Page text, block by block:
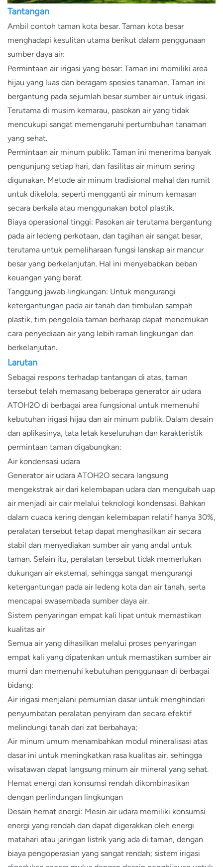
Tantangan
Ambil contoh taman kota besar. Taman kota besar
menghadapi kesulitan utama berikut dalam penggunaan
sumber daya air:
Permintaan air irigasi yang besar: Taman ini memiliki area
hijau yang luas dan beragam spesies tanaman. Taman ini
bergantung pada sejumlah besar sumber air untuk irigasi.
Terutama di musim kemarau, pasokan air yang tidak
mencukupi sangat memengaruhi pertumbuhan tanaman
yang sehat.
Permintaan air minum publik: Taman ini menerima banyak
pengunjung setiap hari, dan fasilitas air minum sering
digunakan. Metode air minum tradisional mahal dan rumit
untuk dikelola, seperti mengganti air minum kemasan
secara berkala atau menggunakan botol plastik.
Biaya operasional tinggi: Pasokan air terutama bergantung
pada air ledeng perkotaan, dan tagihan air sangat besar,
terutama untuk pemeliharaan fungsi lanskap air mancur
besar yang berkelanjutan. Hal ini menyebabkan beban
keuangan yang berat.
Tanggung jawab lingkungan: Untuk mengurangi
ketergantungan pada air tanah dan timbulan sampah
plastik, tim pengelola taman berharap dapat menemukan
cara penyediaan air yang lebih ramah lingkungan dan
berkelanjutan.
Larutan
Sebagai respons terhadap tantangan di atas, taman
tersebut telah memasang beberapa generator air udara
ATOH2O di berbagai area fungsional untuk memenuhi
kebutuhan irigasi hijau dan air minum publik. Dalam desain
dan aplikasinya, tata letak keseluruhan dan karakteristik
permintaan taman digabungkan:
Air kondensasi udara
Generator air udara ATOH2O secara langsung
mengekstrak air dari kelembapan udara dan mengubah uap
air menjadi air cair melalui teknologi kondensasi. Bahkan
dalam cuaca kering dengan kelembapan relatif hanya 30%,
peralatan tersebut tetap dapat menghasilkan air secara
stabil dan menyediakan sumber air yang andal untuk
taman. Selain itu, peralatan tersebut tidak memerlukan
dukungan air eksternal, sehingga sangat mengurangi
ketergantungan pada air ledeng kota dan air tanah, serta
mencapai swasembada sumber daya air.
Sistem penyaringan empat kali lipat untuk memastikan
kualitas air
Semua air yang dihasilkan melalui proses penyaringan
empat kali yang dipatenkan untuk memastikan sumber air
murni dan memenuhi kebutuhan penggunaan di berbagai
bidang:
Air irigasi menjalani pemurnian dasar untuk menghindari
penyumbatan peralatan penyiram dan secara efektif
melindungi tanah dari zat berbahaya;
Air minum umum menambahkan modul mineralisasi atas
dasar ini untuk meningkatkan rasa kualitas air, sehingga
wisatawan dapat langsung minum air mineral yang sehat.
Hemat energi dan konsumsi rendah dikombinasikan
dengan perlindungan lingkungan
Desain hemat energi: Mesin air udara memiliki konsumsi
energi yang rendah dan dapat digerakkan oleh energi
matahari atau jaringan listrik yang ada di taman, dengan
biaya pengoperasian yang sangat rendah; sistem irigasi